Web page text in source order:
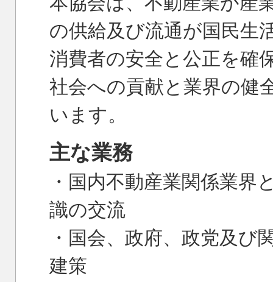
の供給及び流通が国民生
消費者の安全と公正を確
社会への貢献と業界の健
います。
主な業務
・国内不動産業関係業界
識の交流
・国会、政府、政党及び
建策